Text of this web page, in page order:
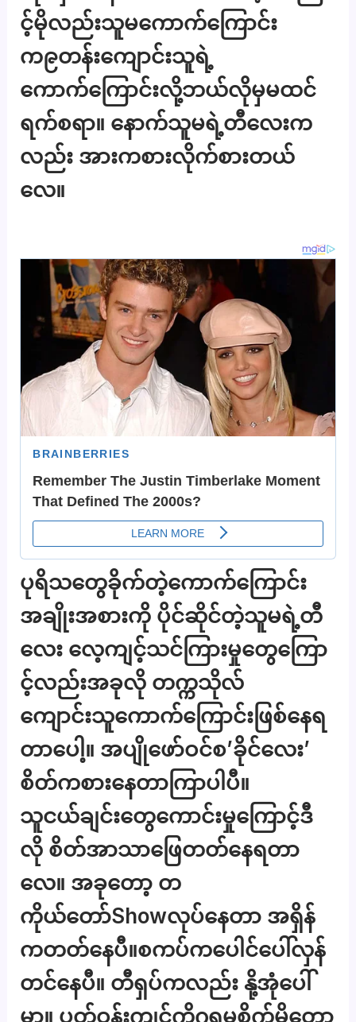
င့်မိုလည်းသူမကောက်ကြောင်း
က၉တန်းကျောင်းသူရဲ့
ကောက်ကြောင်းလို့ဘယ်လိုမှမထင်
ရက်စရာ။ နောက်သူမရဲ့တီလေးက
လည်း အားကစားလိုက်စားတယ်
လေ။
ပုရိသတွေခိုက်တဲ့ကောက်ကြောင်း
အချိုးအစားကို ပိုင်ဆိုင်တဲ့သူမရဲ့တီ
လေး လေ့ကျင့်သင်ကြားမှုတွေကြော
င့်လည်းအခုလို တက္ကသိုလ်
ကျောင်းသူကောက်ကြောင်းဖြစ်နေရ
တာပေါ့။ အပျိုဖော်ဝင်စ’ခိုင်လေး’
စိတ်ကစားနေတာကြာပါပီ။
သူငယ်ချင်းတွေကောင်းမှုကြောင့်ဒီ
လို စိတ်အာသာဖြေတတ်နေရတာ
လေ။ အခုတော့ တ
ကိုယ်တော်Showလုပ်နေတာ အရှိန်
ကတတ်နေပီ။စကပ်ကပေါင်ပေါ်လှန်
တင်နေပီ။ တီရှပ်ကလည်း နို့အုံပေါ်
မှာ။ ပတ်ဝန်းကျင်ကိုဂရုမစိုက်မိတော့